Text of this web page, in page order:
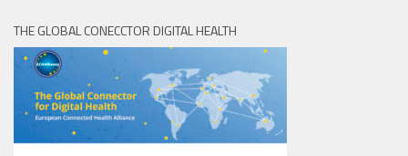
THE GLOBAL CONECCTOR DIGITAL HEALTH